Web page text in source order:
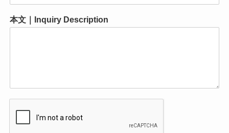
本文｜Inquiry Description